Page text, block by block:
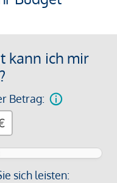
kann ich mir
Betrag:
sich leisten: